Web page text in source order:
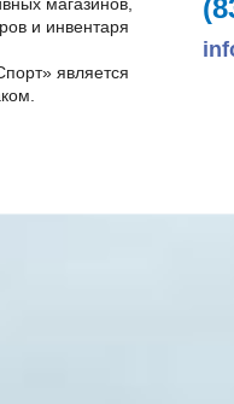
и инвентаря
является